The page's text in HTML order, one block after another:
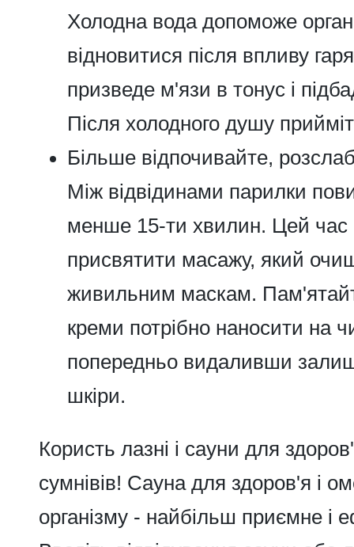
Холодна вода допоможе
відновитися після впливу
призведе м'язи в тонус і
Після холодного душу
Більше відпочивайте,
Між відвідинами парилки
менше 15-ти хвилин. Цей
присвятити масажу, який
живильним маскам.
креми потрібно наносити на
попередньо видаливши
шкіри.
Користь лазні і сауни для
сумнівів! Сауна для здоров'я і
організму - найбільш приємне і